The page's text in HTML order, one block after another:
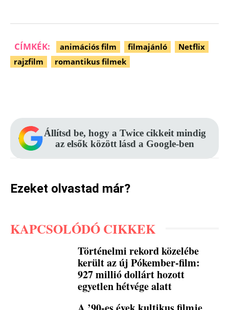
CÍMKÉK: animációs film filmajánló
Netflix
rajzfilm
romantikus filmek
Állítsd be, hogy a Twice cikkeit mindig
az elsők között lásd a Google-ben
Ezeket olvastad már?
KAPCSOLÓDÓ CIKKEK
Történelmi rekord közelébe
került az új Pókember-film:
927 millió dollárt hozott
egyetlen hétvége alatt